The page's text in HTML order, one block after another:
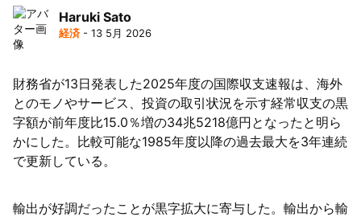
Haruki Sato
経済 - 13 5月 2026
財務省が13日発表した2025年度の国際収支速報は、海外
とのモノやサービス、投資の取引状況を示す経常収支の黒
字額が前年度比15.0％増の34兆5218億円となったと明ら
かにした。比較可能な1985年度以降の過去最大を3年連続
で更新している。
輸出が好調だったことが黒字拡大に寄与した。輸出から輸